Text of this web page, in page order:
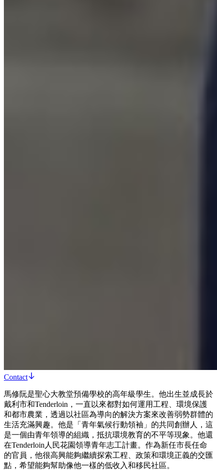
Contact
馬修阮是聖心大教堂預備學校的高年級學生。他出生並成長於
戴利市和Tenderloin，一直以來都對如何運用工程、環境保護
和都市農業，透過以社區為導向的解決方案來改善弱勢群體的
生活充滿興趣。他是「青年氣候行動領袖」的共同創辦人，這
是一個由青年領導的組織，抵抗環境教育的不平等現象。他還
在Tenderloin人民花園領導青年志工計畫。作為新任市長任命
的官員，他很高興能夠繼續探索工程、政策和環境正義的交匯
點，希望能夠幫助像他一樣的低收入和移民社區。